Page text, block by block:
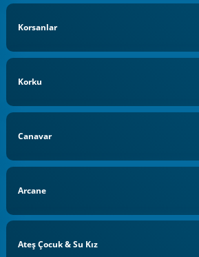
Korsanlar
Korku
Canavar
Arcane
Ateş Çocuk & Su Kız